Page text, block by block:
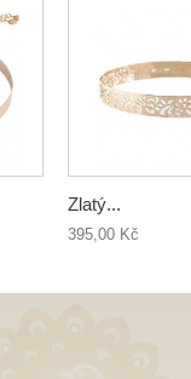
Zlatý...
395,00 Kč